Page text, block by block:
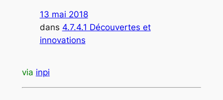
13 mai 2018
dans 4.7.4.1 Découvertes et
innovations
via inpi